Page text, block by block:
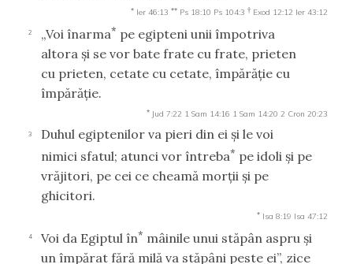
* Ier 46:13 ** Ps 18:10 Ps 104:3 † Exod 12:12 Ier 43:12
2 „Voi înarma* pe egipteni unii împotriva
altora şi se vor bate frate cu frate, prieten
cu prieten, cetate cu cetate, împărăţie cu
împărăţie.
* Jud 7:22 1 Sam 14:16 1 Sam 14:20 2 Cron 20:23
3
Duhul egiptenilor va pieri din ei şi le voi
nimici sfatul; atunci vor întreba* pe idoli şi pe
vrăjitori, pe cei ce cheamă morţii şi pe
ghicitori.
* Isa 8:19 Isa 47:12
4 Voi da Egiptul în* mâinile unui stăpân aspru şi
un împărat fără milă va stăpâni peste ei”, zice